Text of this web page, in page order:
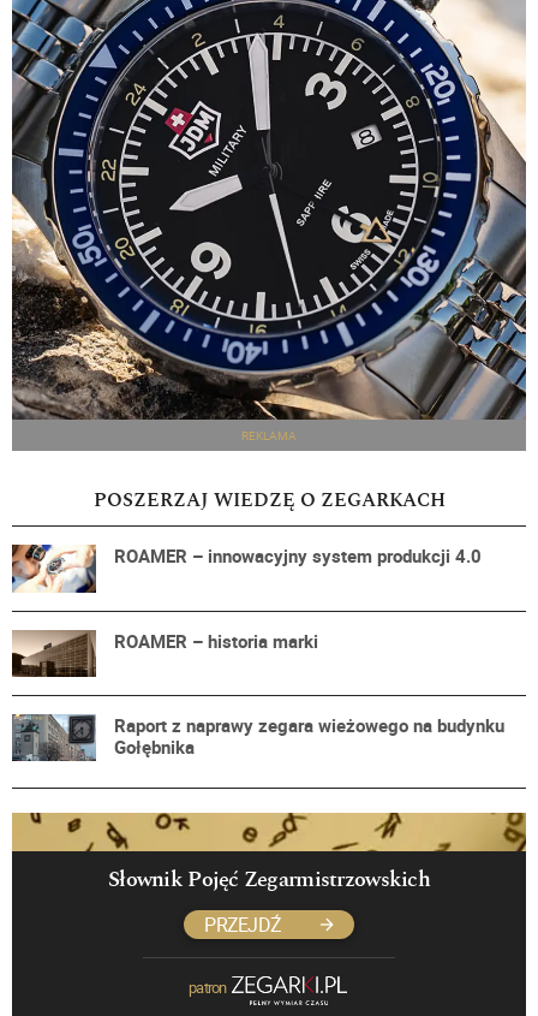
REKLAMA
POSZERZAJ WIEDZĘ O ZEGARKACH
ROAMER – innowacyjny system produkcji 4.0
ROAMER – historia marki
Raport z naprawy zegara wieżowego na budynku
Gołębnika
Słownik Pojęć Zegarmistrzowskich
PRZEJDŹ
patron